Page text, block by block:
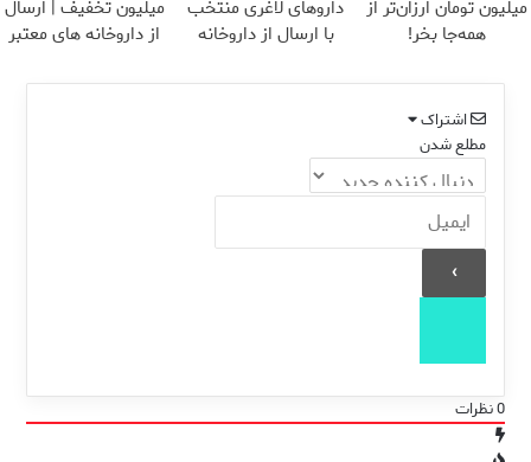
میلیون تومان ارزان‌تر از
همه‌جا بخر!
داروهای لاغری منتخب
با ارسال از داروخانه
میلیون تخفیف | ارسال
از داروخانه های معتبر
اشتراک
مطلع شدن
0نظرات